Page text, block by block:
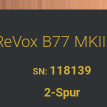
B77
SN: 118139
2-Spur